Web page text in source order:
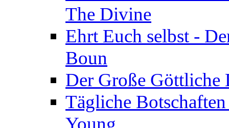
The Divine
Ehrt Euch selbst -
Boun
Der Große
Tägliche
Young